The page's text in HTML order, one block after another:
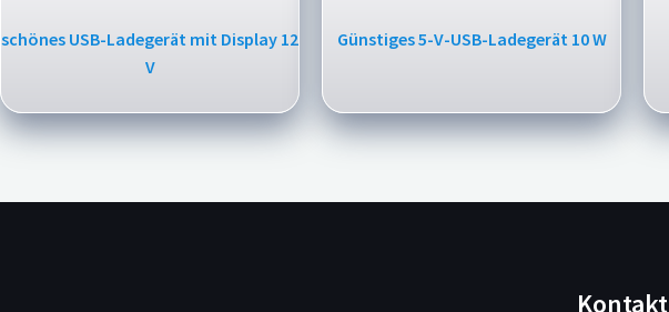
schönes USB-Ladegerät mit Display 12
V
Günstiges 5-V-USB-Ladegerät 10 W
Kontakt